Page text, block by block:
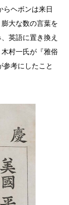
らヘボンは来日
大な数の言葉を
英語に置き換え
村一氏が『雅俗
考にしたこと